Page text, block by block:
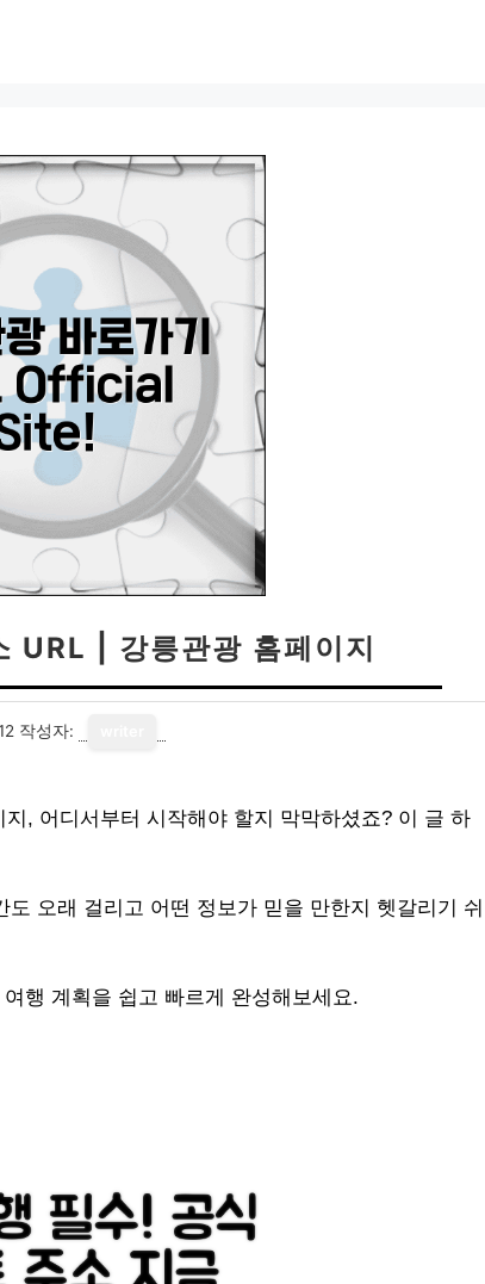
URL | 강릉관광 홈페이지
작성자:
, 어디서부터 시작해야 할지 막막하셨죠? 이 글 하
오래 걸리고 어떤 정보가 믿을 만한지 헷갈리기 쉬
행 계획을 쉽고 빠르게 완성해보세요.